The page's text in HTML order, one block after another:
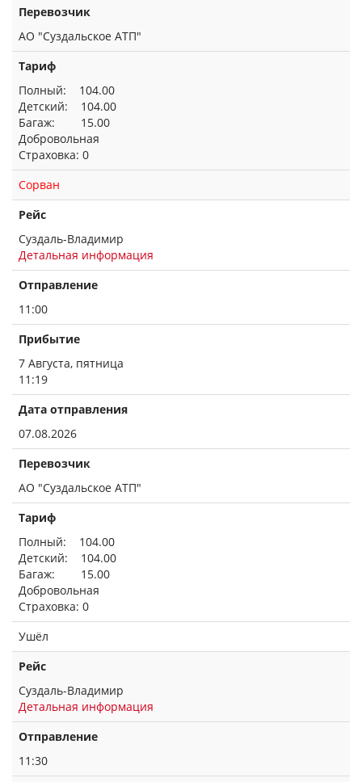
Перевозчик
АО "Суздальское АТП"
Тариф
Полный: 104.00
Детский: 104.00
Багаж: 15.00
Добровольная
Страховка: 0
Сорван
Рейс
Суздаль-Владимир
Детальная информация
Отправление
11:00
Прибытие
7 Августа, пятница
11:19
Дата отправления
07.08.2026
Перевозчик
АО "Суздальское АТП"
Тариф
Полный: 104.00
Детский: 104.00
Багаж: 15.00
Добровольная
Страховка: 0
Ушёл
Рейс
Суздаль-Владимир
Детальная информация
Отправление
11:30